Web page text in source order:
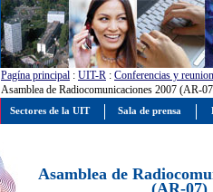
Pagína principal : UIT-R : Conferencias y
Asamblea de Radiocomunicaciones 2007 (AR-
Asamblea de
(AR-07)
Sectores de la UIT Sala de prensa